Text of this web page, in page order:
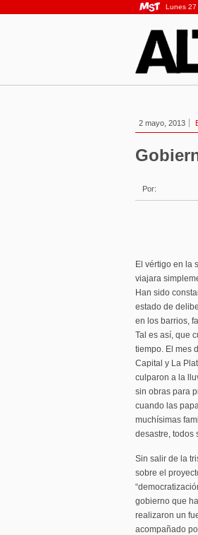
Lunes 27
2 mayo, 2013
Por:
El vértigo en la
viajara
Han sido
estado de
en los barrios,
Tal es así, que
tiempo. El mes
Capital y La
culparon a la
sin obras para
cuando las
muchísimas
desastre, todos
Sin salir de la
sobre el
gobierno que
realizaron un
acompañado